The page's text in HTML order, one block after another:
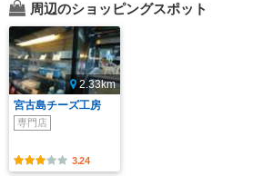
周辺のショッピングスポット
2.33km
宮古島チーズ工房
専門店
3.24